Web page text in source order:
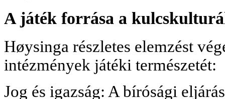
A játék forrása a
Høysinga részletes elemzést
intézmények játéki természetét:
Jog és igazság: A bírósági